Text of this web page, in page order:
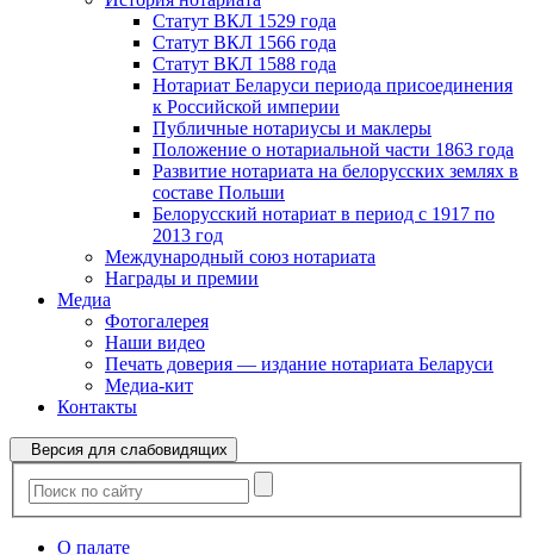
Статут ВКЛ 1529 года
Статут ВКЛ 1566 года
Статут ВКЛ 1588 года
Нотариат Беларуси периода присоединения
к Российской империи
Публичные нотариусы и маклеры
Положение о нотариальной части 1863 года
Развитие нотариата на белорусских землях в
составе Польши
Белорусский нотариат в период с 1917 по
2013 год
Международный союз нотариата
Награды и премии
Медиа
Фотогалерея
Наши видео
Печать доверия — издание нотариата Беларуси
Медиа-кит
Контакты
Версия для слабовидящих
О палате